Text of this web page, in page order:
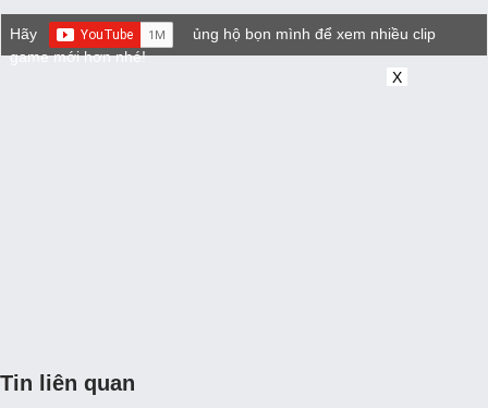
Hãy
ủng hộ bọn mình để xem nhiều clip
game mới hơn nhé!
X
Tin liên quan